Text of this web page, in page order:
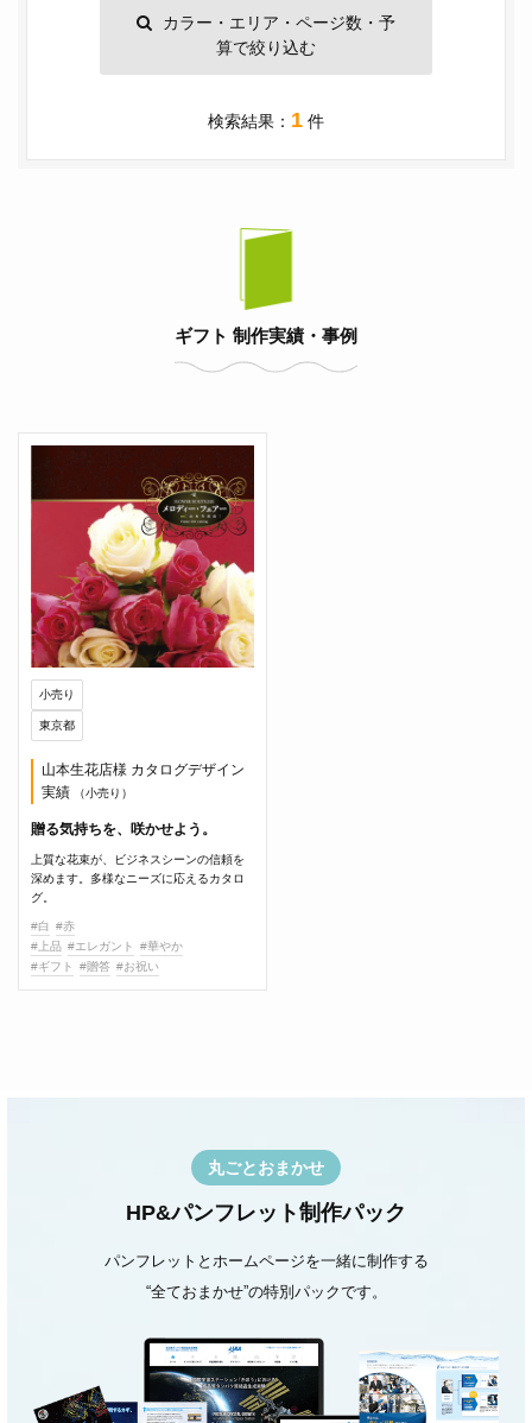
カラー・エリア・ページ数・予
算で絞り込む
検索結果： 1 件
ギフト 制作実績・事例
小売り
東京都
山本生花店様 カタログデザイン
実績
（小売り）
贈る気持ちを、咲かせよう。
上質な花束が、ビジネスシーンの信頼を
深めます。多様なニーズに応えるカタロ
グ。
#白
#赤
#上品 #エレガント
#華やか
#ギフト
#贈答 #お祝い
丸ごとおまかせ
HP&パンフレット制作パック
パンフレットとホームページを一緒に制作する
“全ておまかせ”の特別パックです。